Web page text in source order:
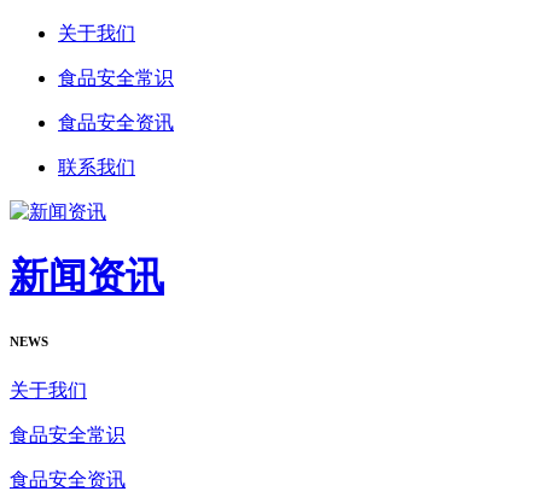
关于我们
食品安全常识
食品安全资讯
联系我们
新闻资讯
NEWS
关于我们
食品安全常识
食品安全资讯